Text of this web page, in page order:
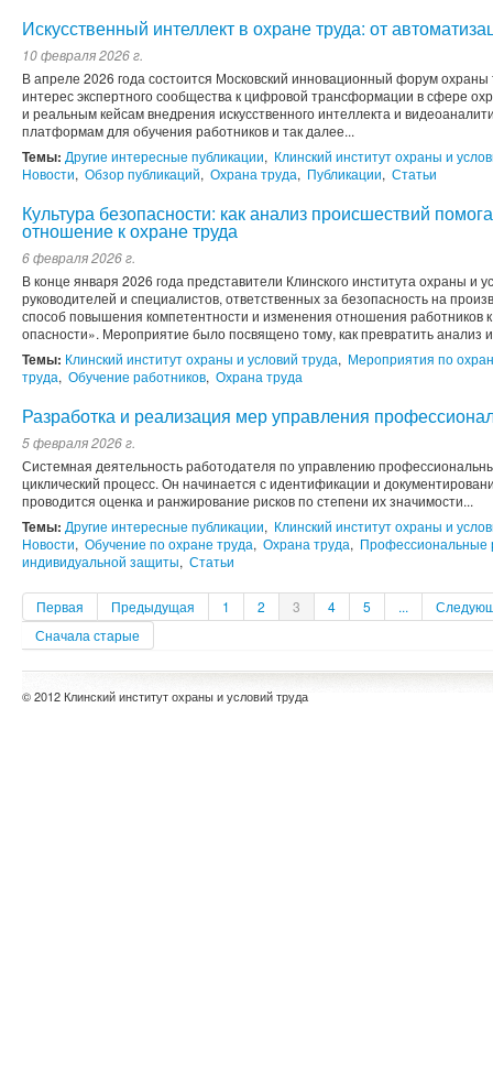
Искусственный интеллект в охране труда: от
10 февраля 2026 г.
В апреле 2026 года состоится Московский инновационный форум
интерес экспертного сообщества к цифровой трансформации в сфере
и реальным кейсам внедрения искусственного интеллекта и
платформам для обучения работников и так далее...
Темы: Другие интересные публикации, Клинский институт охраны и
Новости, Обзор публикаций, Охрана труда, Публикации, Статьи
Культура безопасности: как анализ происшествий
отношение к охране труда
6 февраля 2026 г.
В конце января 2026 года представители Клинского института охраны и
руководителей и специалистов, ответственных за безопасность на
способ повышения компетентности и изменения отношения
опасности». Мероприятие было посвящено тому, как превратить анализ
Темы: Клинский институт охраны и условий труда, Мероприятия по
труда, Обучение работников, Охрана труда
Разработка и реализация мер управления
5 февраля 2026 г.
Системная деятельность работодателя по управлению
циклический процесс. Он начинается с идентификации и
проводится оценка и ранжирование рисков по степени их значимости...
Темы: Другие интересные публикации, Клинский институт охраны и
Новости, Обучение по охране труда, Охрана труда, Профессиональные
индивидуальной защиты, Статьи
Первая Предыдущая 1 2 3 4 5 ...
Сначала старые
© 2012 Клинский институт охраны и условий труда